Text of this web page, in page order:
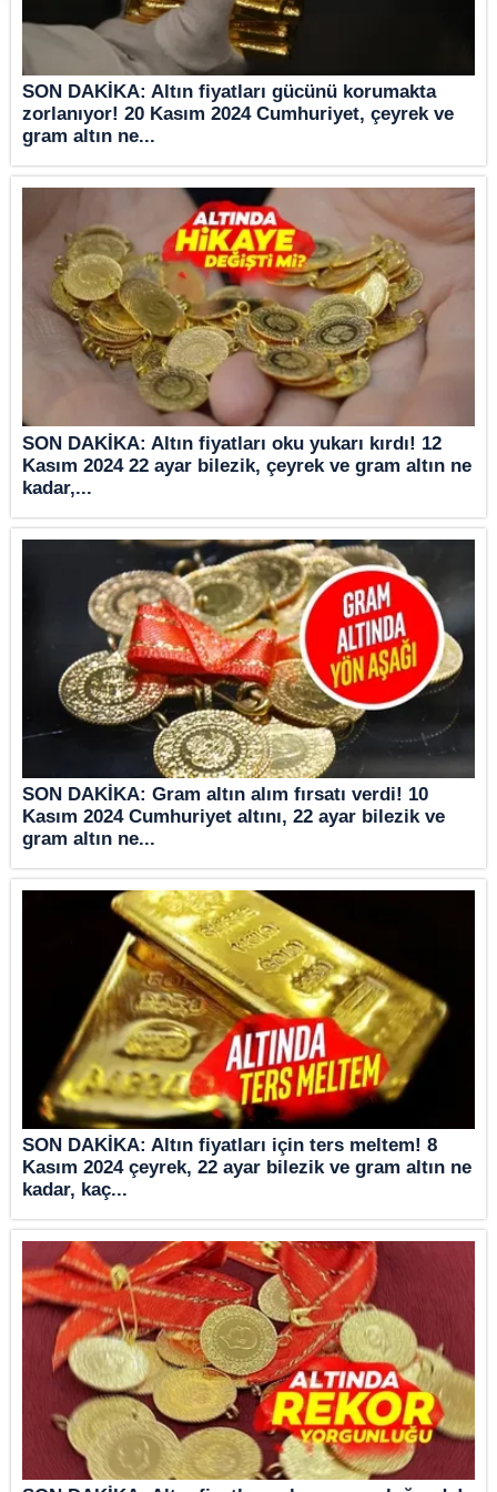
SON DAKİKA: Altın fiyatları gücünü korumakta
zorlanıyor! 20 Kasım 2024 Cumhuriyet, çeyrek ve
gram altın ne...
SON DAKİKA: Altın fiyatları oku yukarı kırdı! 12
Kasım 2024 22 ayar bilezik, çeyrek ve gram altın ne
kadar,...
SON DAKİKA: Gram altın alım fırsatı verdi! 10
Kasım 2024 Cumhuriyet altını, 22 ayar bilezik ve
gram altın ne...
SON DAKİKA: Altın fiyatları için ters meltem! 8
Kasım 2024 çeyrek, 22 ayar bilezik ve gram altın ne
kadar, kaç...